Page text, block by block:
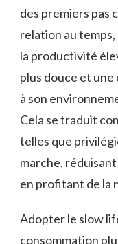
des premiers pas
relation au
la productivité
plus douce et
à son
Cela se traduit
telles que
marche,
en profitant de la
Adopter le slow
consommation